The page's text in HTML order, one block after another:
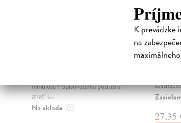
K prevádzke
na
minulosti? Spisovatelka potratí a
ztratí s...
Na sklade ?
Saisio
27,35